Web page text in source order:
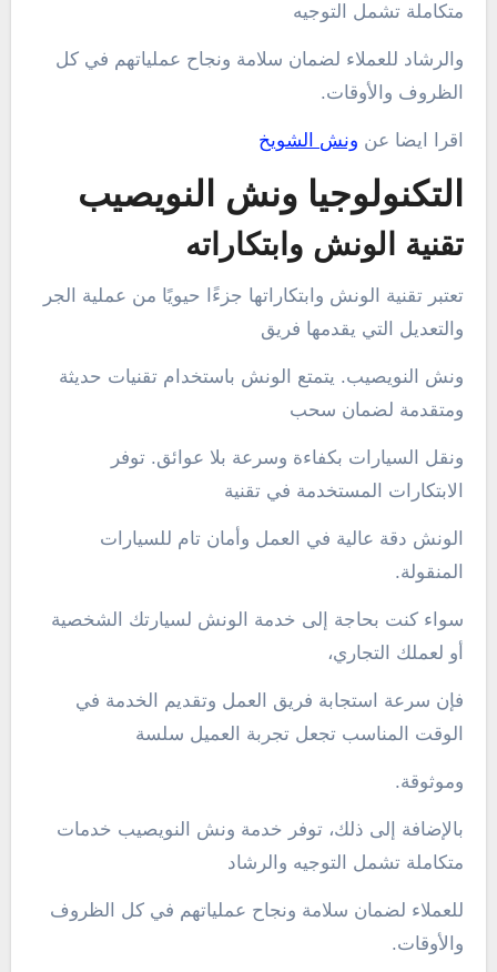
متكاملة تشمل التوجيه
والرشاد للعملاء لضمان سلامة ونجاح عملياتهم في كل
الظروف والأوقات.
اقرا ايضا عن ونش الشويخ
التكنولوجيا ونش النويصيب
تقنية الونش وابتكاراته
تعتبر تقنية الونش وابتكاراتها جزءًا حيويًا من عملية الجر
والتعديل التي يقدمها فريق
ونش النويصيب. يتمتع الونش باستخدام تقنيات حديثة
ومتقدمة لضمان سحب
ونقل السيارات بكفاءة وسرعة بلا عوائق. توفر
الابتكارات المستخدمة في تقنية
الونش دقة عالية في العمل وأمان تام للسيارات
المنقولة.
سواء كنت بحاجة إلى خدمة الونش لسيارتك الشخصية
أو لعملك التجاري،
فإن سرعة استجابة فريق العمل وتقديم الخدمة في
الوقت المناسب تجعل تجربة العميل سلسة
وموثوقة.
بالإضافة إلى ذلك، توفر خدمة ونش النويصيب خدمات
متكاملة تشمل التوجيه والرشاد
للعملاء لضمان سلامة ونجاح عملياتهم في كل الظروف
والأوقات.